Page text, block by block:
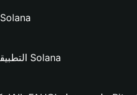
تبادل على محفظة Solana
التطبيقات اللامركزية على Solana